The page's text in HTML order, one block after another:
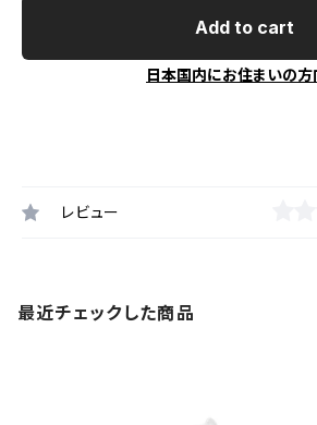
Add to cart
日本国内にお住まいの方
レビュー
最近チェックした商品